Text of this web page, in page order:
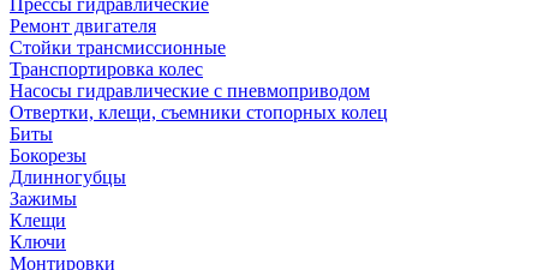
Прессы гидравлические
Ремонт двигателя
Стойки трансмиссионные
Транспортировка колес
Насосы гидравлические с пневмоприводом
Отвертки, клещи, съемники стопорных колец
Биты
Бокорезы
Длинногубцы
Зажимы
Клещи
Ключи
Монтировки